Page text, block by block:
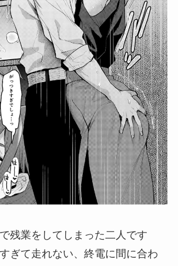
残業をしてしまった二人です
ぎて走れない、終電に間に合わ